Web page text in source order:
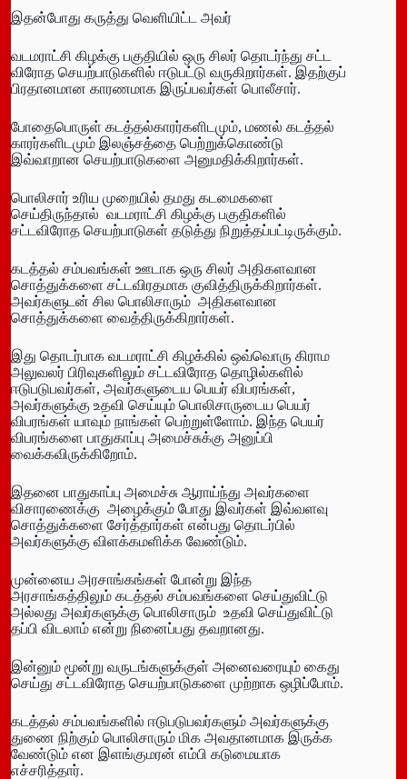
இதன்போது கருத்து வெளியிட்ட அவர்
வடமராட்சி கிழக்கு பகுதியில் ஒரு சிலர் தொடர்ந்து சட்ட
விரோத செயற்பாடுகளில் ஈடுபட்டு வருகிறார்கள். இதற்குப்
பிரதானமான காரணமாக இருப்பவர்கள் பொலீசார்.
போதைபொருள் கடத்தல்காரர்களிடமும், மணல் கடத்தல்
காரர்களிடமும் இலஞ்சத்தை பெற்றுக்கொண்டு
இவ்வாறான செயற்பாடுகளை அனுமதிக்கிறார்கள்.
பொலிசார் உரிய முறையில் தமது கடமைகளை
செய்திருந்தால் வடமராட்சி கிழக்கு பகுதிகளில்
சட்டவிரோத செயற்பாடுகள் தடுத்து நிறுத்தப்பட்டிருக்கும்.
கடத்தல் சம்பவங்கள் ஊடாக ஒரு சிலர் அதிகளவான
சொத்துக்களை சட்டவிரதமாக குவித்திருக்கிறார்கள்.
அவர்களுடன் சில பொலிசாரும் அதிகளவான
சொத்துக்களை வைத்திருக்கிறார்கள்.
இது தொடர்பாக வடமராட்சி கிழக்கில் ஒவ்வொரு கிராம
அலுவலர் பிரிவுகளிலும் சட்டவிரோத தொழில்களில்
ஈடுபடுபவர்கள், அவர்களுடைய பெயர் விபரங்கள்,
அவர்களுக்கு உதவி செய்யும் பொலிசாருடைய பெயர்
விபரங்கள் யாவும் நாங்கள் பெற்றுள்ளோம். இந்த பெயர்
விபரங்களை பாதுகாப்பு அமைச்சுக்கு அனுப்பி
வைக்கவிருக்கிறோம்.
இதனை பாதுகாப்பு அமைச்சு ஆராய்ந்து அவர்களை
விசாரணைக்கு அழைக்கும் போது இவர்கள் இவ்வளவு
சொத்துக்களை சேர்த்தார்கள் என்பது தொடர்பில்
அவர்களுக்கு விளக்கமளிக்க வேண்டும்.
முன்னைய அரசாங்கங்கள் போன்று இந்த
அரசாங்கத்திலும் கடத்தல் சம்பவங்களை செய்துவிட்டு
அல்லது அவர்களுக்கு பொலிசாரும் உதவி செய்துவிட்டு
தப்பி விடலாம் என்று நினைப்பது தவறானது.
இன்னும் மூன்று வருடங்களுக்குள் அனைவரையும் கைது
செய்து சட்டவிரோத செயற்பாடுகளை முற்றாக ஒழிப்போம்.
கடத்தல் சம்பவங்களில் ஈடுபடுபவர்களும் அவர்களுக்கு
துணை நிற்கும் பொலிசாரும் மிக அவதானமாக இருக்க
வேண்டும் என இளங்குமரன் எம்பி கடுமையாக
எச்சரித்தார்.